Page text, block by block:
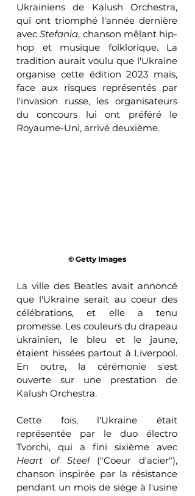
Ukrainiens de Kalush Orchestra,
qui ont triomphé l'année dernière
avec Stefania, chanson mêlant hip-
hop et musique folklorique. La
tradition aurait voulu que l'Ukraine
organise cette édition 2023 mais,
face aux risques représentés par
l'invasion russe, les organisateurs
du concours lui ont préféré le
Royaume-Uni, arrivé deuxième.
© Getty Images
La ville des Beatles avait annoncé
que l'Ukraine serait au coeur des
célébrations, et elle a tenu
promesse. Les couleurs du drapeau
ukrainien, le bleu et le jaune,
étaient hissées partout à Liverpool.
En outre, la cérémonie s'est
ouverte sur une prestation de
Kalush Orchestra.
Cette fois, l'Ukraine était
représentée par le duo électro
Heart of Steel ("Coeur d'acier"),
chanson inspirée par la résistance
pendant un mois de siège à l'usine